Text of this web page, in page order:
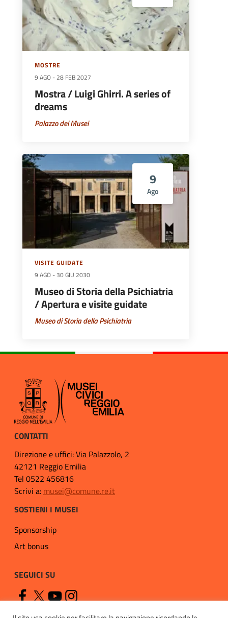
MOSTRE
9 AGO -28 FEB 2027
Mostra / Luigi Ghirri. A series of
dreams
Palazzo dei Musei
9
Ago
VISITE GUIDATE
9 AGO -30 GIU 2030
Museo di Storia della Psichiatria
/ Apertura e visite guidate
Museo di Storia della Psichiatria
CONTATTI
Direzione e uffici: Via Palazzolo, 2
42121 Reggio Emilia
Tel 0522 456816
Scrivi a: musei@comune.re.it
SOSTIENI I MUSEI
Sponsorship
Art bonus
SEGUICI SU